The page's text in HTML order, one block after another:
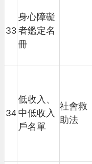
33
身心障礙
者鑑定名
冊
34
低收入、
中低收入
戶名單
社會救
助法